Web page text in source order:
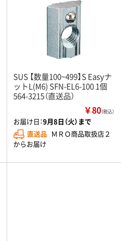
SUS 【数量100~499】S Easyナ
ットL(M6) SFN-EL6-100 1個
564-3215（直送品）
￥80（税込）
お届け日：9月8日（火）まで
直送品 ＭＲＯ商品取扱店２
からお届け